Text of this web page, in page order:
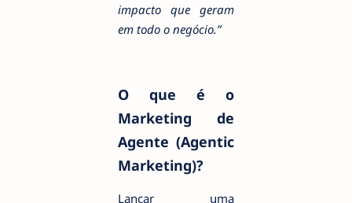
impacto que geram
em todo o negócio.”
O que é o
Marketing de
Agente (Agentic
Marketing)?
Lançar uma